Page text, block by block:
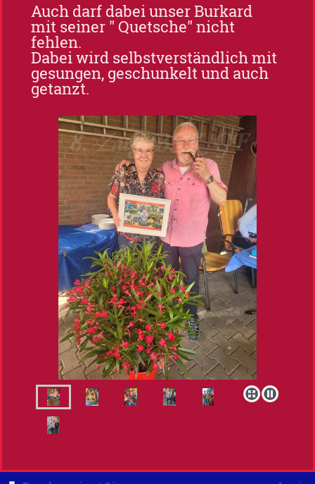
Auch darf dabei unser Burkard
mit seiner " Quetsche" nicht
fehlen.
Dabei wird selbstverständlich mit
gesungen, geschunkelt und auch
getanzt.